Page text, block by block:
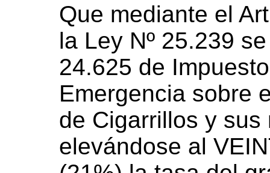
Que mediante el
la Ley Nº 25.239
24.625 de
Emergencia sobre
de Cigarrillos y sus
elevándose al